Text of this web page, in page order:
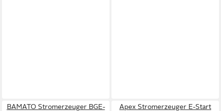
BAMATO Stromerzeuger BGE-
Apex Stromerzeuger E-Start